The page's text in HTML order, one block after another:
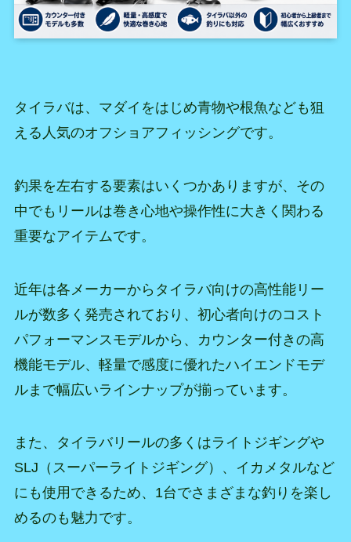
タイラバは、マダイをはじめ青物や根魚なども狙
える人気のオフショアフィッシングです。
釣果を左右する要素はいくつかありますが、その
中でもリールは巻き心地や操作性に大きく関わる
重要なアイテムです。
近年は各メーカーからタイラバ向けの高性能リー
ルが数多く発売されており、初心者向けのコスト
パフォーマンスモデルから、カウンター付きの高
機能モデル、軽量で感度に優れたハイエンドモデ
ルまで幅広いラインナップが揃っています。
また、タイラバリールの多くはライトジギングや
SLJ（スーパーライトジギング）、イカメタルなど
にも使用できるため、1台でさまざまな釣りを楽し
めるのも魅力です。